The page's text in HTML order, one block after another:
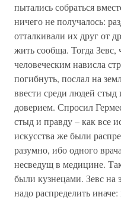
пытались собраться
ничего не получалось:
отталкивали их друг от
жить сообща. Тогда Зевс,
человеческим нависла
погибнуть, послал на
ввести среди людей
доверием. Спросил
стыд и правду – как все
искусства же были
разумно, ибо одного
несведущ в медицине.
были кузнецами. Зевс на
надо распределить